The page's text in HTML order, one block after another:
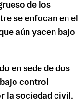
de los
se enfocan en el
aún yacen bajo
en sede de dos
control
la sociedad civil.